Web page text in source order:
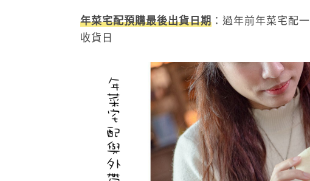
年菜宅配預購最後出貨日期 ：過年前年菜宅配
收貨日